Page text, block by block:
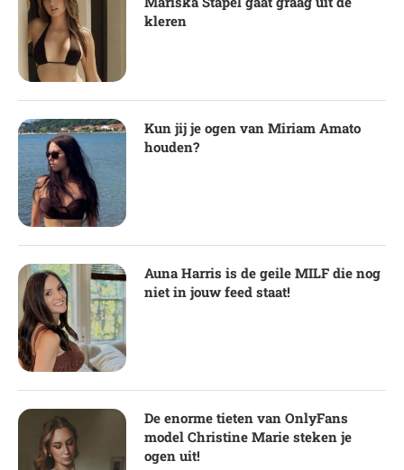
kleren
Kun jij je ogen van Miriam Amato
houden?
Auna Harris is de geile MILF die nog
niet in jouw feed staat!
De enorme tieten van OnlyFans
model Christine Marie steken je
ogen uit!